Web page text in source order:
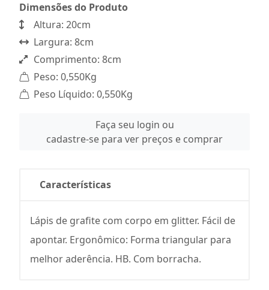
Dimensões do Produto
Altura: 20cm
Largura: 8cm
Comprimento: 8cm
Peso: 0,550Kg
Peso Líquido: 0,550Kg
Faça seu login ou
cadastre-se para ver preços e comprar
Características
Lápis de grafite com corpo em glitter. Fácil de
apontar. Ergonômico: Forma triangular para
melhor aderência. HB. Com borracha.